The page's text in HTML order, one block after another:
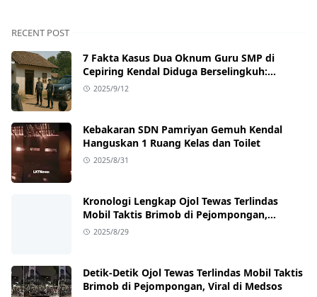
RECENT POST
7 Fakta Kasus Dua Oknum Guru SMP di
Cepiring Kendal Diduga Berselingkuh:
Kronologi, Pengakuan, hingga Sanksi
2025/9/12
Kebakaran SDN Pamriyan Gemuh Kendal
Hanguskan 1 Ruang Kelas dan Toilet
2025/8/31
Kronologi Lengkap Ojol Tewas Terlindas
Mobil Taktis Brimob di Pejompongan,
Ternyata Sedang Antar Orderan
2025/8/29
Detik-Detik Ojol Tewas Terlindas Mobil Taktis
Brimob di Pejompongan, Viral di Medsos